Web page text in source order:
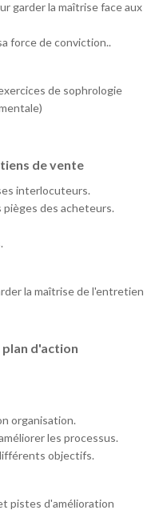
garder la maîtrise face aux
force de conviction..
de sophrologie
de vente
interlocuteurs.
des acheteurs.
la maîtrise de l'entretien
d'action
organisation.
les processus.
objectifs.
pistes d'amélioration